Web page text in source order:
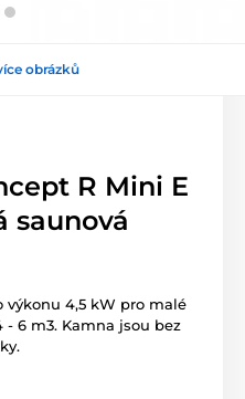
obrázků
R Mini E
saunová
výkonu 4,5 kW pro malé
6 m3. Kamna jsou bez